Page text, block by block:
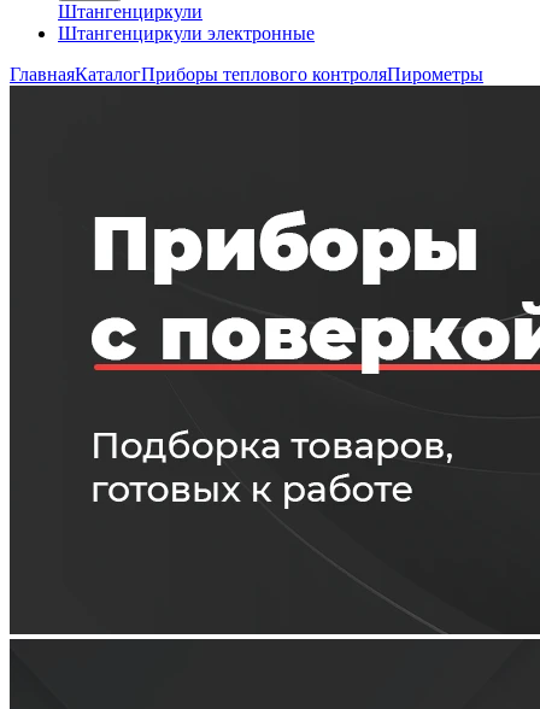
Штангенциркули
Штангенциркули электронные
ГлавнаяКаталогПриборы теплового контроляПирометры